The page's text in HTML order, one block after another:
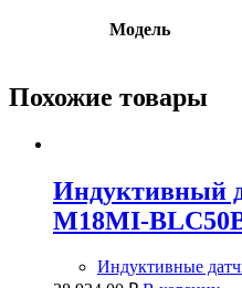
Модель
Похожие товары
Индуктивный
M18MI-
Индуктивные